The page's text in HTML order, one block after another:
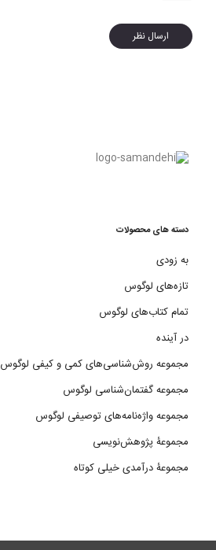
دسته های محصولات
به زودی
تازه‌های لوگوس
تمام کتاب‌های لوگوس
در آینده
مجموعه روش‌شناسی‌های کمی و کیفی لوگوس
مجموعه گفتمان‌شناسی لوگوس
مجموعه واژه‌نامه‌های توصیفی لوگوس
مجموعۀ پژوهش‌نویسی
مجموعۀ درآمدی خیلی کوتاه